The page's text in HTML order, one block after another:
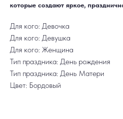
которые создают яркое,
Для кого: Девочка
Для кого: Девушка
Для кого: Женщина
Тип праздника: День рождения
Тип праздника: День Матери
Цвет: Бордовый
Хиты продажОтзывы
РАБОТАЕМ ЕЖЕДНЕВНО
+7 (3452) 78-05-55
+7 952 678‑05‑55
ТЮМЕНЬ, УЛ. МУРАВЛЕНКО Д. 13
Смотреть в 2ГИССмотреть в Яндекс
МЫ ОНЛАЙН